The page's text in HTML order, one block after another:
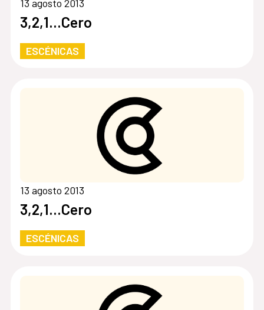
13 agosto 2013
3,2,1…Cero
ESCÉNICAS
13 agosto 2013
3,2,1…Cero
ESCÉNICAS